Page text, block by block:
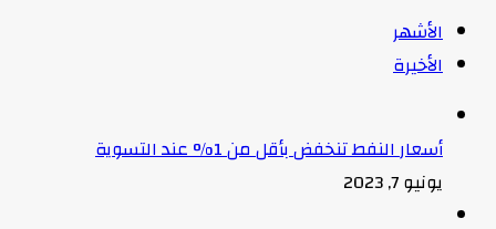
الأشهر
الأخيرة
أسعار النفط تنخفض بأقل من 1% عند التسوية
يونيو 7, 2023